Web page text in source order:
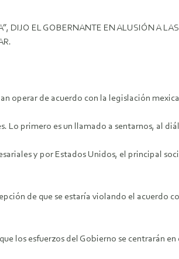
DIJO EL GOBERNANTE EN ALUSIÓN A
operar de acuerdo con la legislación
Lo primero es un llamado a sentarnos, al
y por Estados Unidos, el principal
de que se estaría violando el acuerdo
los esfuerzos del Gobierno se centrarán en